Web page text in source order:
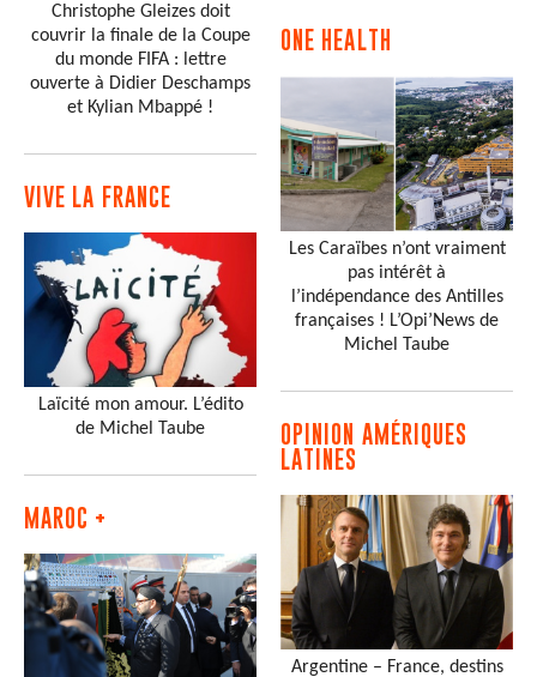
Christophe Gleizes doit
couvrir la finale de la Coupe
du monde FIFA : lettre
ouverte à Didier Deschamps
et Kylian Mbappé !
VIVE LA FRANCE
Laïcité mon amour. L’édito
de Michel Taube
MAROC +
ONE HEALTH
Les Caraïbes n’ont vraiment
pas intérêt à
l’indépendance des Antilles
françaises ! L’Opi’News de
Michel Taube
OPINION AMÉRIQUES
LATINES
Argentine – France, destins